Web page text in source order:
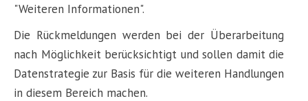
"Weiteren Informationen".
Die Rückmeldungen werden bei der Überarbeitung
nach Möglichkeit berücksichtigt und sollen damit die
Datenstrategie zur Basis für die weiteren Handlungen
in diesem Bereich machen.